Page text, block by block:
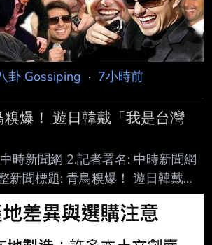
北市長參選人沈伯洋今表示，要蔣
概念，應該就這件事情清楚說
午到成功中繼市場拜票時表示，
「慈濟跟陳時中，你到底要相信誰
慈濟就是被害人，
卦 Gossiping · 7小時前
糗爆！ 遊日韓戴「我是台灣
時新聞網 2.記者署名: 中時新聞網
新聞標題: 青鳥糗爆！ 遊日韓戴
」胸章 是大陸製 4.完整新聞內文:
年9月29日起至2026年6月30
人以上的大陸團體旅客得以免簽 證